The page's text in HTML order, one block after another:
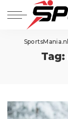
SportsMania.nl
Tag: